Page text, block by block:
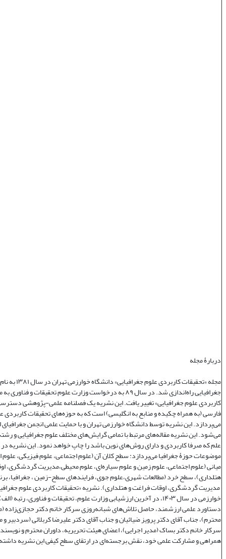
دربارۀ مجله
مجله «تحقیقات کاربردی
جغرافیایی راه‌اندازی شد. در سال ۸۹ به درخواست وزارت علوم تحقیقات و
کاربردی علوم جغرافیایی» تغییر یافت. این نشریه یک فصلنامه علمی‌-پژوهشی
فارسی (به همراه چکیده و منابع به انگلیسی) است که به حوزه‌های تحقیقات کاربردی
می‌پردازد. این نشریه توسط دانشگاه خوارزمی تهران و با حمایت علمی انجمن جغرافیای
می‌شود. این نشریه مقاله‌های مرتبط با تمامی گرایش‌های مختلف علوم جغرافیایی و
علم که صرفا کاربردی و دارای روش‌های نوین باشد را چاپ خواهد نمود. این نشریه
موضوعات حوزۀ جغرافیا می‌پردازد: سطح کلان آن (علوم اجتماعی، علوم فیزیکی،
میانی (علوم اجتماعی، علوم زمین و علوم سیاره‌ای، علوم محیطی،مدیریت گردشگری،
هتلداری)، سطح خرد (مطالعات شهری،علوم جوی، فرایندهای سطح-زمین ، جغرافیا،
مدیریت گردشگری، اوقات فراغت و هتلداری). نشریه «تحقیقات کاربردی علوم
خوارزمی در سال ۱۴۰۳، در آخرین ارزشیابی وزارت علوم، تحقیقات و فناوری،
دستاورد علمی ارزشمند، حاصل تلاش‌های شبانه‌روزی سرکار خانم دکتر حجازی‌زاده
محترم)، جناب آقای دکتر پرویز ضیائیان و جناب آقای دکتر علیرضا کربلائی (سردبیر
سرکار خانم دکتر بساک (مدیر اجرایی)، اعضای هیئت تحریریه، داوران محترم و
همراهی و مشارکت علمی خود، نقش برجسته‌ای در ارتقای سطح کیفی این نشریه